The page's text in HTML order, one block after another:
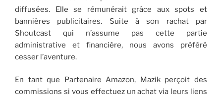
diffusées. Elle se rémunérait grâce aux spots et
bannières publicitaires. Suite à son rachat par
Shoutcast qui n’assume pas cette partie
administrative et financière, nous avons préféré
cesser l’aventure.
En tant que Partenaire Amazon, Mazik perçoit des
commissions si vous effectuez un achat via leurs liens